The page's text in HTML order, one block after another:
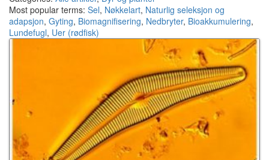
Most popular terms: Sel, Nøkkelart, Naturlig seleksjon og
adapsjon, Gyting, Biomagnifisering, Nedbryter, Bioakkumulering,
Lundefugl, Uer (rødfisk)